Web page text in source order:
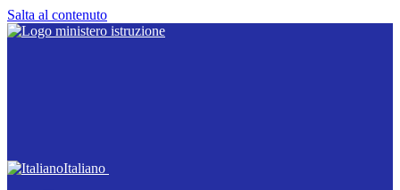
Salta al contenuto
Italiano